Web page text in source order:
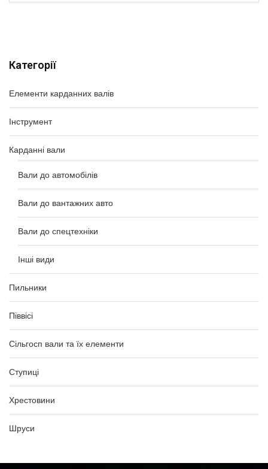
Категорії
Елементи карданних валів
Інструмент
Карданні вали
Вали до автомобілів
Вали до вантажних авто
Вали до спецтехніки
Інші види
Пильники
Піввісі
Сільгосп вали та їх елементи
Ступиці
Хрестовини
Шруси